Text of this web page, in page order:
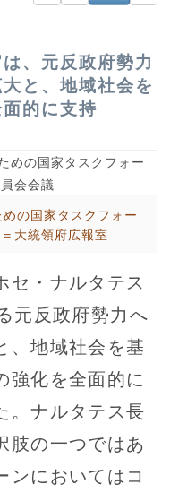
、元反政府勢力
と、地域社会を
的に支持
の国家タスクフォー
大統領府広報室
・ナルタテス
元反政府勢力へ
、地域社会を基
強化を全面的に
。ナルタテス長
肢の一つではあ
ンにおいてはコ